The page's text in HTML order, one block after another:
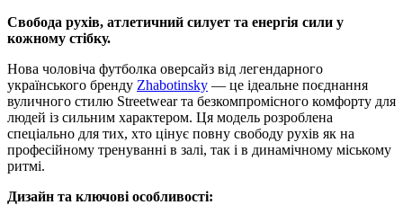
Свобода рухів, атлетичний силует та енергія сили у
кожному стібку.
Нова чоловіча футболка оверсайз від легендарного
українського бренду Zhabotinsky — це ідеальне поєднання
вуличного стилю Streetwear та безкомпромісного комфорту для
людей із сильним характером. Ця модель розроблена
спеціально для тих, хто цінує повну свободу рухів як на
професійному тренуванні в залі, так і в динамічному міському
ритмі.
Дизайн та ключові особливості: